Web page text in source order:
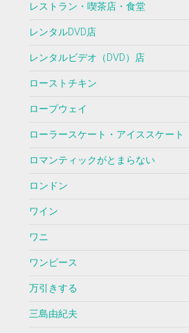
レストラン・喫茶店・食堂
レンタルDVD店
レンタルビデオ（DVD）店
ローストチキン
ロープウェイ
ローラースケート・アイススケート
ロマンティックがとまらない
ロンドン
ワイン
ワニ
ワンピース
万引きする
三島由紀夫